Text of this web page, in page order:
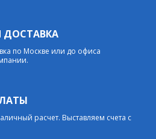
ДОСТАВКА
по Москве или до офиса
расчет. Выставляем счета с